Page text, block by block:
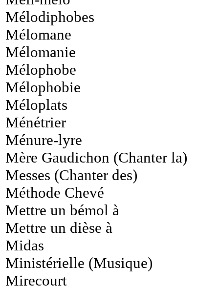
Mélodiphobes
Mélomane
Mélomanie
Mélophobe
Mélophobie
Méloplats
Ménétrier
Ménure-lyre
Mère Gaudichon (Chanter la)
Messes (Chanter des)
Méthode Chevé
Mettre un bémol à
Mettre un dièse à
Midas
Ministérielle (Musique)
Mirecourt